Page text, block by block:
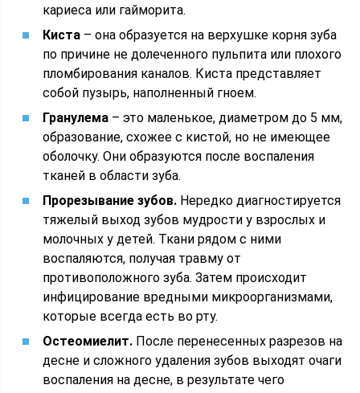
кариеса или гайморита.
Киста – она образуется на верхушке корня зуба
по причине не долеченного пульпита или плохого
пломбирования каналов. Киста представляет
собой пузырь, наполненный гноем.
Гранулема – это маленькое, диаметром до 5 мм,
образование, схожее с кистой, но не имеющее
оболочку. Они образуются после воспаления
тканей в области зуба.
Прорезывание зубов. Нередко диагностируется
тяжелый выход зубов мудрости у взрослых и
молочных у детей. Ткани рядом с ними
воспаляются, получая травму от
противоположного зуба. Затем происходит
инфицирование вредными микроорганизмами,
которые всегда есть во рту.
Остеомиелит. После перенесенных разрезов на
десне и сложного удаления зубов выходят очаги
воспаления на десне, в результате чего